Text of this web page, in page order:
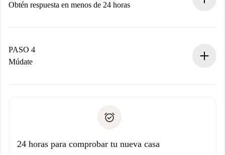
Obtén respuesta en menos de 24 horas
contacto con el propietario.
Si es rechazada: No te haremos ningún cargo y te
Prueba de solvencia
PASO 4
Múdate
no nos comunicas ningún problema.
24 horas para comprobar tu nueva casa